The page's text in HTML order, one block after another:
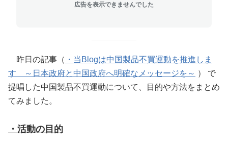
広告を表示できませんでした
昨日の記事（ ・当Blogは中国製品不買運動を推進しま
す ～日本政府と中国政府へ明確なメッセージを～ ） で
提唱した中国製品不買運動について、目的や方法をまとめ
てみました。
・活動の目的